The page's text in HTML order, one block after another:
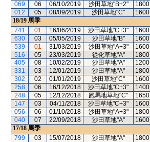
069
06 06/10/2019 沙田草地"B+2" 1800
012
05 08/09/2019 沙田草地"C" 1600
18/19 馬季
741
01 16/06/2019 沙田草地"C+3" 1600
630
03 05/05/2019 沙田草地"B" 1600
539
01 31/03/2019 沙田草地"A+3" 1600
516
05 23/03/2019 從化草地"A" 1800
405
08 10/02/2019 沙田草地"A" 1200
331
03 12/01/2019 沙田草地"A" 1800
302
02 01/01/2019 沙田草地"C" 1600
258
06 16/12/2018 沙田草地"C+3" 1400
248
05 12/12/2018 跑馬地草地"C" 1650
147
03 04/11/2018 沙田草地"C+3" 1600
056
06 01/10/2018 沙田草地"A+3" 1800
040
07 22/09/2018 沙田草地"A" 1600
17/18 馬季
799
03 15/07/2018 沙田草地"A" 1800